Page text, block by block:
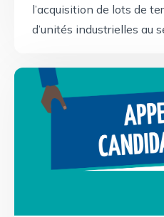
l’acquisition de lots de
d’unités industrielles au